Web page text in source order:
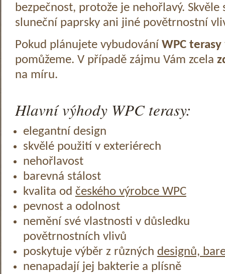
bezpečnost, protože je nehořlavý.
sluneční paprsky ani jiné povětrnostní
Pokud plánujete vybudování WPC terasy
pomůžeme. V případě zájmu Vám zcela
na míru.
Hlavní výhody WPC terasy:
elegantní design
skvělé použití v exteriérech
nehořlavost
barevná stálost
kvalita od českého výrobce WPC
pevnost a odolnost
nemění své vlastnosti v důsledku
povětrnostních vlivů
poskytuje výběr z různých designů,
nenapadají jej bakterie a plísně